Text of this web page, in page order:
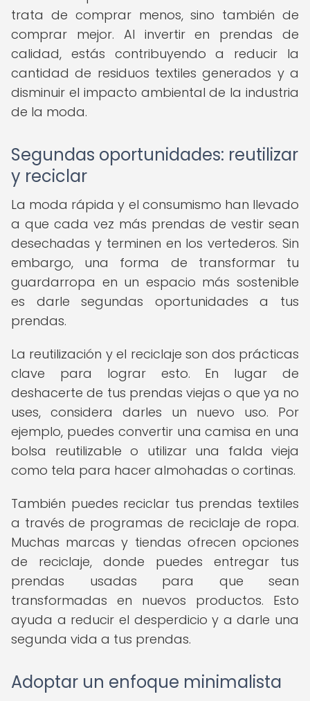
trata de comprar menos, sino también de
comprar mejor. Al invertir en prendas de
calidad, estás contribuyendo a reducir la
cantidad de residuos textiles generados y a
disminuir el impacto ambiental de la industria
de la moda.
Segundas oportunidades: reutilizar
y reciclar
La moda rápida y el consumismo han llevado
a que cada vez más prendas de vestir sean
desechadas y terminen en los vertederos. Sin
embargo, una forma de transformar tu
guardarropa en un espacio más sostenible
es darle segundas oportunidades a tus
prendas.
La reutilización y el reciclaje son dos prácticas
clave para lograr esto. En lugar de
deshacerte de tus prendas viejas o que ya no
uses, considera darles un nuevo uso. Por
ejemplo, puedes convertir una camisa en una
bolsa reutilizable o utilizar una falda vieja
como tela para hacer almohadas o cortinas.
También puedes reciclar tus prendas textiles
a través de programas de reciclaje de ropa.
Muchas marcas y tiendas ofrecen opciones
de reciclaje, donde puedes entregar tus
prendas usadas para que sean
transformadas en nuevos productos. Esto
ayuda a reducir el desperdicio y a darle una
segunda vida a tus prendas.
Adoptar un enfoque minimalista